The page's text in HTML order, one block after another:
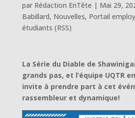
par Rédaction EnTête | Mai 29,
Babillard, Nouvelles, Portail
étudiants (RSS)
La Série du Diable de
grands pas, et l’équipe UQTR
invite à prendre part à cet
rassembleur et dynamique!